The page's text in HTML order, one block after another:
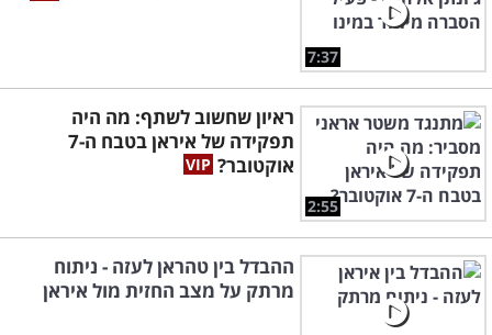
7:37
2:55
ראיון שחשוב לשתף: מה היה
תפקידה של איראן בטבח ה-7
אוקטובר?
ההבדל בין טהראן לעזה - ניתוח
מרתק על מצב החזית מול איראן